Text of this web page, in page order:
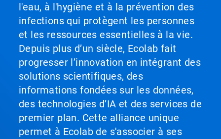
l'eau, à l'hygiène et à la prévention des
infections qui protègent les personnes
et les ressources essentielles à la vie.
Depuis plus d’un siècle, Ecolab fait
progresser l’innovation en intégrant des
solutions scientifiques, des
informations fondées sur les données,
des technologies d’IA et des services de
premier plan. Cette alliance unique
permet à Ecolab de s'associer à ses